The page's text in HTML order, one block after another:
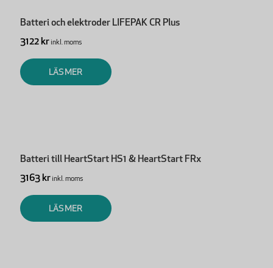
Batteri och elektroder LIFEPAK CR Plus
3122 krinkl. moms
LÄS MER
Batteri till HeartStart HS1 & HeartStart FRx
3163 krinkl. moms
LÄS MER